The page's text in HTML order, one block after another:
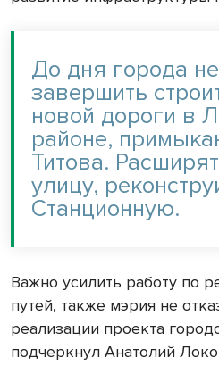
До дня города
завершить
новой дороги в
районе,
Титова.
улицу,
Станционную.
Важно усилить работу по
путей, также мэрия не
реализации проекта
подчеркнул Анатолий